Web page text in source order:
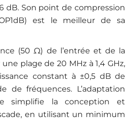
dB. Son point de compression
est le meilleur de sa
(50 Ω) de l’entrée et de la
plage de 20 MHz à 1,4 GHz,
constant à ±0,5 dB de
de fréquences. L’adaptation
simplifie la conception et
en utilisant un minimum